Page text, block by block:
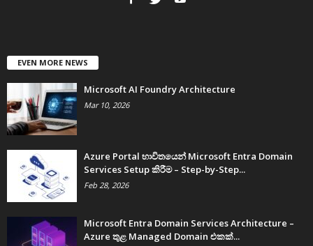
EVEN MORE NEWS
Microsoft AI Foundry Architecture
Mar 10, 2026
Azure Portal භාවිතයෙන් Microsoft Entra Domain
Services Setup කිරීම – Step-by-Step...
Feb 28, 2026
Microsoft Entra Domain Services Architecture –
Azure තුළ Managed Domain එකක්...